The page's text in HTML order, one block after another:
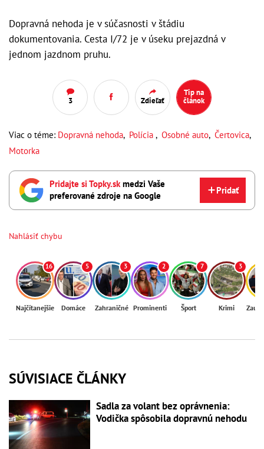
Dopravná nehoda je v súčasnosti v štádiu
dokumentovania. Cesta I/72 je v úseku prejazdná v
jednom jazdnom pruhu.
3 Zdieľať
Tip na
článok
Viac o téme: Dopravná nehoda, Polícia , Osobné auto, Čertovica,
Motorka
Pridajte si Topky.skmedzi Vaše
preferované zdroje na Google
Pridať
Nahlásiť chybu
16
Najčítanejšie
5
Domáce
3
Zahraničné
2
Prominenti
7
Šport
3
Krimi
SÚVISIACE ČLÁNKY
Sadla za volant bez oprávnenia:
Vodička spôsobila dopravnú nehodu